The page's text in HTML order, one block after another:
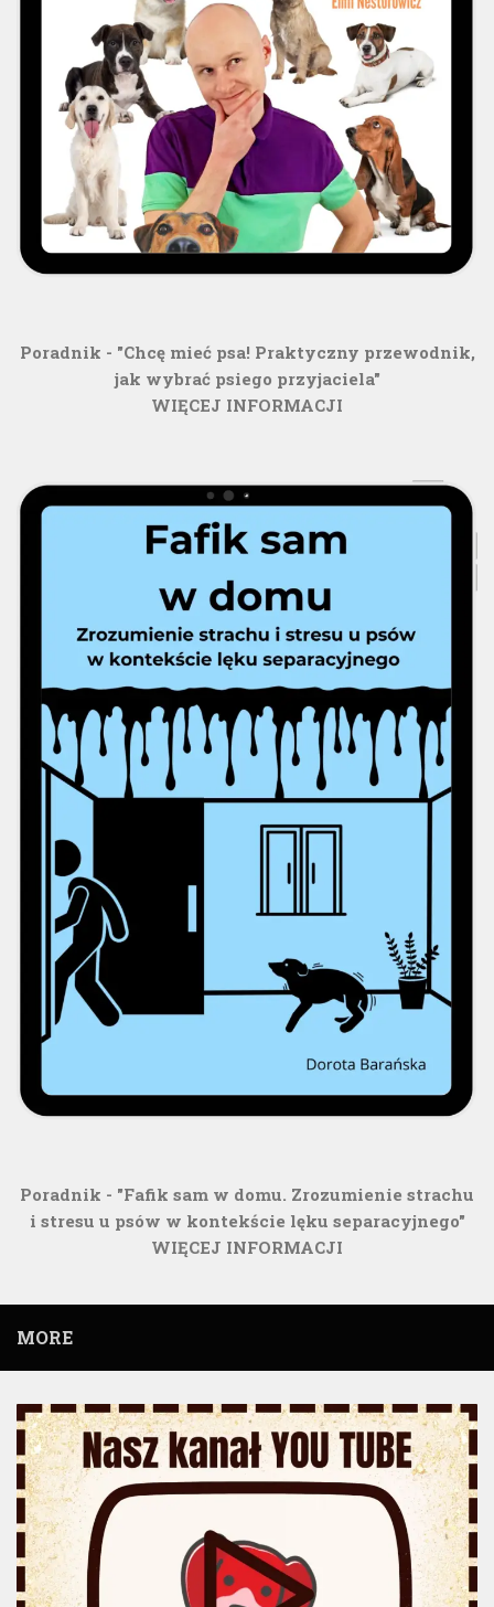
Poradnik - "Chcę mieć psa! Praktyczny przewodnik,
jak wybrać psiego przyjaciela"
WIĘCEJ INFORMACJI
Poradnik - "Fafik sam w domu. Zrozumienie strachu
i stresu u psów w kontekście lęku separacyjnego"
WIĘCEJ INFORMACJI
MORE